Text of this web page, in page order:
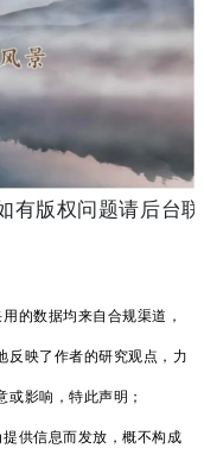
有版权问题请后台
的数据均来自合规渠道，
反映了作者的研究观点，力
影响，特此声明；
供信息而发放，概不构成